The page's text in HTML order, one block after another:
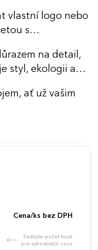
vlastní logo nebo
s
na detail,
styl, ekologii a
ať už vašim
Cena/ks bez DPH
Zadejte počet kusů
pro výhodnější cenu